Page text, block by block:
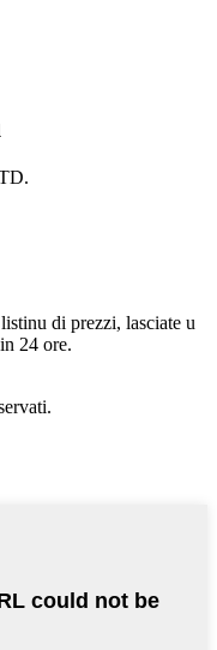
di prezzi, lasciate u
24 ore.